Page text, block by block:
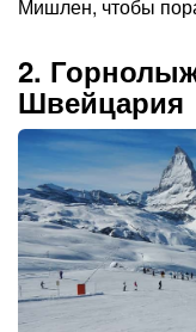
Мишлен, чтобы
2.
Швейцария